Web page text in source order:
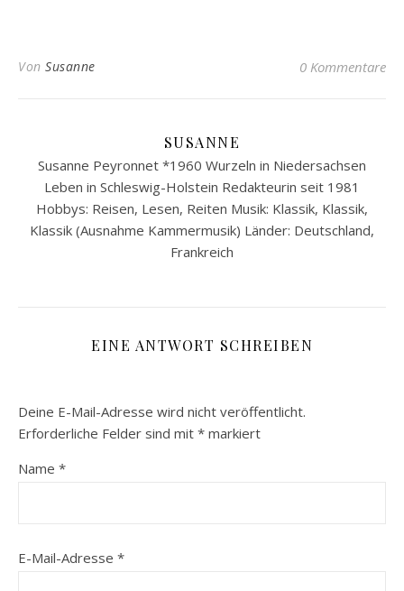
Von Susanne 0 Kommentare
SUSANNE
Susanne Peyronnet *1960 Wurzeln in Niedersachsen
Leben in Schleswig-Holstein Redakteurin seit 1981
Hobbys: Reisen, Lesen, Reiten Musik: Klassik, Klassik,
Klassik (Ausnahme Kammermusik) Länder: Deutschland,
Frankreich
EINE ANTWORT SCHREIBEN
Deine E-Mail-Adresse wird nicht veröffentlicht.
Erforderliche Felder sind mit * markiert
Name *
E-Mail-Adresse *